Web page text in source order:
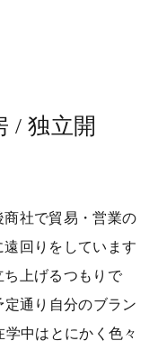
/ 独立開
社で貿易・営業の
回りをしています
上げるつもりで
通り自分のブラン
中はとにかく色々